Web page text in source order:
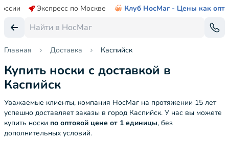
Экспресс по Москве Клуб НосМаг - Цены как опт
Главная Доставка Каспийск
Купить носки с доставкой в
Каспийск
Уважаемые клиенты, компания НосМаг на протяжении 15 лет
успешно доставляет заказы в город Каспийск. У нас вы можете
купить носки по оптовой цене от 1 единицы, без
дополнительных условий.